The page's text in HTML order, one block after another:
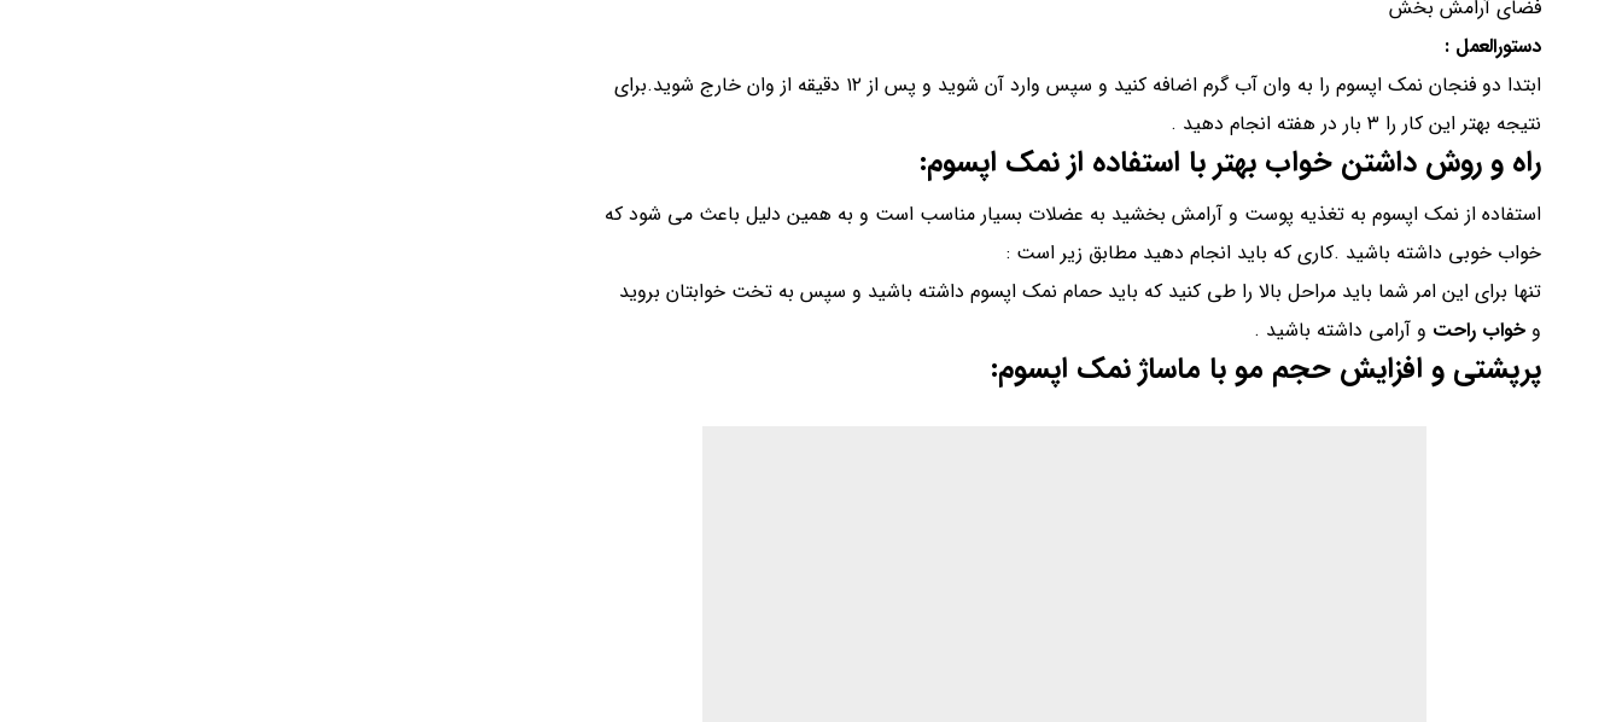
فضای آرامش بخش
دستورالعمل :
ابتدا دو فنجان نمک اپسوم را به وان آب گرم اضافه کنید و سپس وارد آن شوید و پس از ۱۲ دقیقه از وان خارج شوید.برای
نتیجه بهتر این کار را ۳ بار در هفته انجام دهید .
راه و روش داشتن خواب بهتر با استفاده از نمک اپسوم:
استفاده از نمک اپسوم به تغذیه پوست و آرامش بخشید به عضلات بسیار مناسب است و به همین دلیل باعث می شود که
خواب خوبی داشته باشید .کاری که باید انجام دهید مطابق زیر است :
تنها برای این امر شما باید مراحل بالا را طی کنید که باید حمام نمک اپسوم داشته باشید و سپس به تخت خوابتان بروید
وخواب راحت و آرامی داشته باشید .
پرپشتی و افزایش حجم مو با ماساژنمک اپسوم: